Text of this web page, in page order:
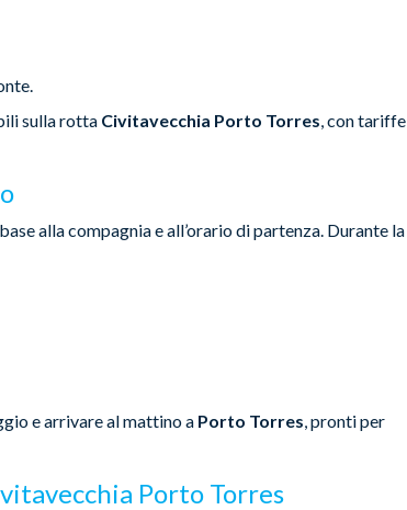
sulla rotta Civitavecchia Porto Torres , con tariffe
alla compagnia e all’orario di partenza. Durante la
e arrivare al mattino a Porto Torres , pronti per
Porto Torres